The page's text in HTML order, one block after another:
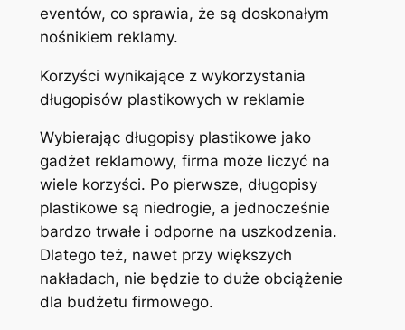
eventów, co sprawia, że są doskonałym
nośnikiem reklamy.
Korzyści wynikające z wykorzystania
długopisów plastikowych w reklamie
Wybierając długopisy plastikowe jako
gadżet reklamowy, firma może liczyć na
wiele korzyści. Po pierwsze, długopisy
plastikowe są niedrogie, a jednocześnie
bardzo trwałe i odporne na uszkodzenia.
Dlatego też, nawet przy większych
nakładach, nie będzie to duże obciążenie
dla budżetu firmowego.